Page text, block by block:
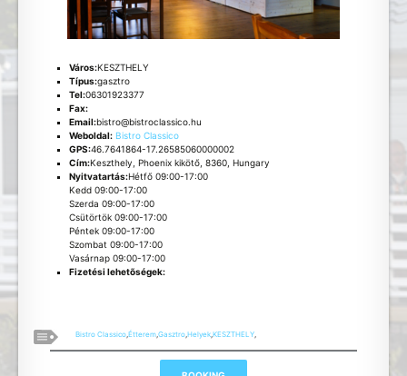
Város:KESZTHELY
Típus:gasztro
Tel:06301923377
Fax:
Email:bistro@bistroclassico.hu
Weboldal: Bistro Classico
GPS:46.7641864-17.26585060000002
Cím:Keszthely, Phoenix kikötő, 8360, Hungary
Nyitvatartás:Hétfő 09:00-17:00
Kedd 09:00-17:00
Szerda 09:00-17:00
Csütörtök 09:00-17:00
Péntek 09:00-17:00
Szombat 09:00-17:00
Vasárnap 09:00-17:00
Fizetési lehetõségek:
Bistro Classico ,Étterem ,Gasztro ,Helyek ,KESZTHELY